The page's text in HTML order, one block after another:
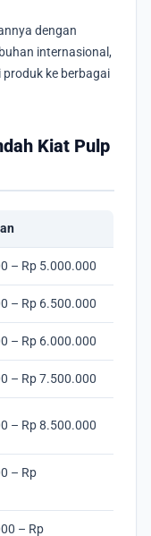
dengan
internasional,
ke berbagai
Kiat Pulp
– Rp 5.000.000
– Rp 6.500.000
– Rp 6.000.000
– Rp 7.500.000
– Rp 8.500.000
– Rp
– Rp